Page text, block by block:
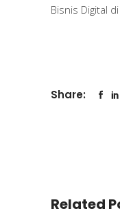
Bisnis Digital
Share:
Related